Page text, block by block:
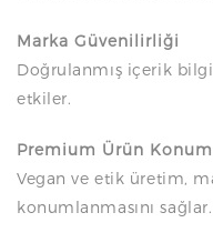
Marka Güvenilirliği
Doğrulanmış içerik
etkiler.
Premium Ürün
Vegan ve etik üretim,
konumlanmasını sağlar.